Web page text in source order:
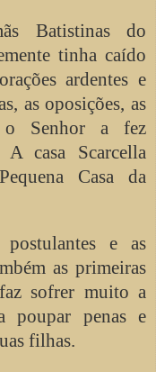
Batistinas do
tinha caído
ardentes e
as oposições, as
o Senhor a fez
A casa Scarcella
Casa da
e as
as primeiras
sofrer muito a
poupar penas e
filhas.